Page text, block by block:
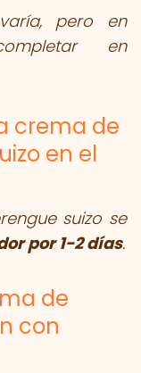
pero en
en
crema de
en el
suizo se
por 1-2 días.
de
con